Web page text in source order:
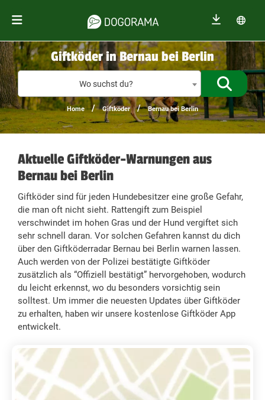
Giftköder in Bernau bei Berlin
Wo suchst du?
Home / Giftköder / Bernau bei Berlin
Aktuelle Giftköder-Warnungen aus
Bernau bei Berlin
Giftköder sind für jeden Hundebesitzer eine große Gefahr,
die man oft nicht sieht. Rattengift zum Beispiel
verschwindet im hohen Gras und der Hund vergiftet sich
sehr schnell daran. Vor solchen Gefahren kannst du dich
über den Giftköderradar Bernau bei Berlin warnen lassen.
Auch werden von der Polizei bestätigte Giftköder
zusätzlich als “Offiziell bestätigt” hervorgehoben, wodurch
du leicht erkennst, wo du besonders vorsichtig sein
solltest. Um immer die neuesten Updates über Giftköder
zu erhalten, haben wir unsere kostenlose Giftköder App
entwickelt.